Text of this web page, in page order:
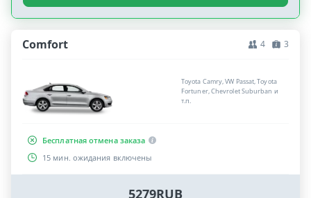
Comfort 4 3
Toyota Camry, VW Passat, Toyota
Fortuner, Chevrolet Suburban и
т.п.
Бесплатная отмена заказа
15 мин. ожидания включены
5279RUB